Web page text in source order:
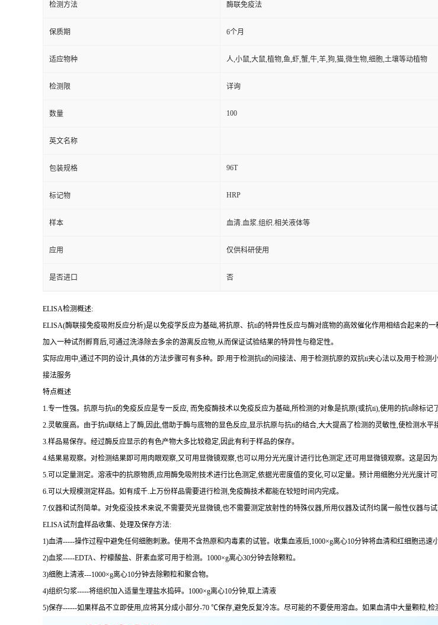
检测方法 酶联免疫法
保质期 6个月
适应物种 人,小鼠,大鼠,植物,鱼,虾,蟹,牛,羊,狗,猫,微生物,细胞,土壤等动植物
检测限 详询
数量 100
英文名称
包装规格 96T
标记物 HRP
样本 血清.血浆.组织.相关液体等
应用 仅供科研使用
是否进口 否
ELISA检测概述:
ELISA(酶联接免疫吸附反应分析)是以免疫学反应为基础,将抗原、 抗ti的特异性反应与酶对底物的高效催化作用相结合起来的一
加入一种试剂孵育后,可通过洗涤除去多余的游离反应物,从而保证试验结果的特异性与稳定性。
实际应用中,通过不同的设计,具体的方法步骤可有多种。即:用于检测抗ti的间接法、用于检测抗原的双抗ti夹心法以及用于检测
接法服务
特点概述
1.专一性强。抗原与抗ti的免疫反应是专一反应, 而免疫酶技术以免疫反应为基础,所检测的对象是抗原(或抗ti),使用的抗ti除标记
2.灵敏度高。由于抗ti联结上了酶,因此,借助于酶与底物的显色反应,显示抗原与抗ti的结合,大大提高了检测的灵敏性,使检测水平
3.样品易保存。经过酶反应显示的有色产物大多比较稳定,因此有利于样品的保存。
4.结果易观察。对检测结果即可用肉眼观察,又可用显微镜观察,也可以用分光光度计进行比色测定,还可用显微镜观察。这是因
5.可以定量测定。溶液中的抗原物质,应用酶免吸附技术进行比色测定,依据光密度值的变化,可以定量。预计用细胞分光光度计
6.可以大规模测定样品。如有成千.上万份样品需要进行检测,免疫酶技术都能在较短时间内完成。
7.仪器和试剂简单。对免疫没技术来说,不需要荧光显微镜,也不需要测定放射性的特殊仪器,所用仪器及试剂均属一般性仪器与
ELISA试剂盒样品收集、处理及保存方法:
1)血清-----操作过程中避免任何细胞刺激。使用不含热原和内毒素的试管。收集血液后,1000×g离心10分钟将血清和红细胞迅速
2)血浆-----EDTA、柠檬酸盐、肝素血浆可用于检测。1000×g离心30分钟去除颗粒。
3)细胞上清液---1000×g离心10分钟去除颗粒和聚合物。
4)组织匀浆-----将组织加入适量生理盐水捣碎。1000×g离心10分钟,取上清液
5)保存------如果样品不立即使用,应将其分成小部分-70 ℃保存,避免反复冷冻。尽可能的不要使用溶血。如果血清中大量颗粒,